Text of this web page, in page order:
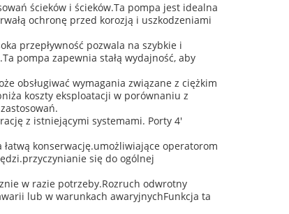
ścieków i ścieków.Ta pompa jest idealna
ochronę przed korozją i uszkodzeniami
przepływność pozwala na szybkie i
pompa zapewnia stałą wydajność, aby
obsługiwać wymagania związane z ciężkim
koszty eksploatacji w porównaniu z
z istniejącymi systemami. Porty 4'
konserwację.umożliwiające operatorom
się do ogólnej
w razie potrzeby.Rozruch odwrotny
lub w warunkach awaryjnychFunkcja ta